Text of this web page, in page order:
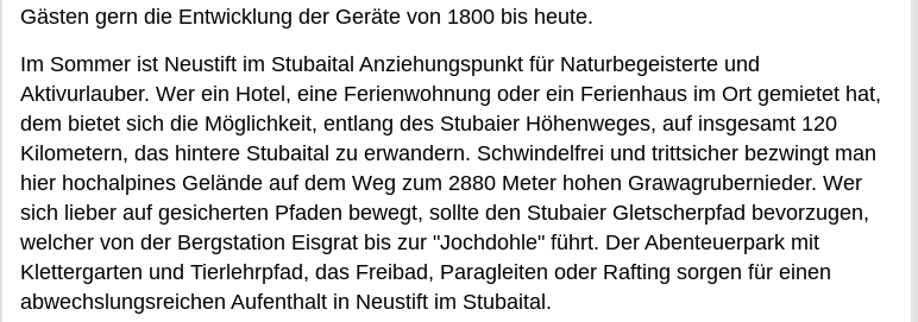
Gästen gern die Entwicklung der Geräte von 1800 bis heute.
Im Sommer ist Neustift im Stubaital Anziehungspunkt für Naturbegeisterte und
Aktivurlauber. Wer ein Hotel, eine Ferienwohnung oder ein Ferienhaus im Ort gemietet hat,
dem bietet sich die Möglichkeit, entlang des Stubaier Höhenweges, auf insgesamt 120
Kilometern, das hintere Stubaital zu erwandern. Schwindelfrei und trittsicher bezwingt man
hier hochalpines Gelände auf dem Weg zum 2880 Meter hohen Grawagrubernieder. Wer
sich lieber auf gesicherten Pfaden bewegt, sollte den Stubaier Gletscherpfad bevorzugen,
welcher von der Bergstation Eisgrat bis zur "Jochdohle" führt. Der Abenteuerpark mit
Klettergarten und Tierlehrpfad, das Freibad, Paragleiten oder Rafting sorgen für einen
abwechslungsreichen Aufenthalt in Neustift im Stubaital.